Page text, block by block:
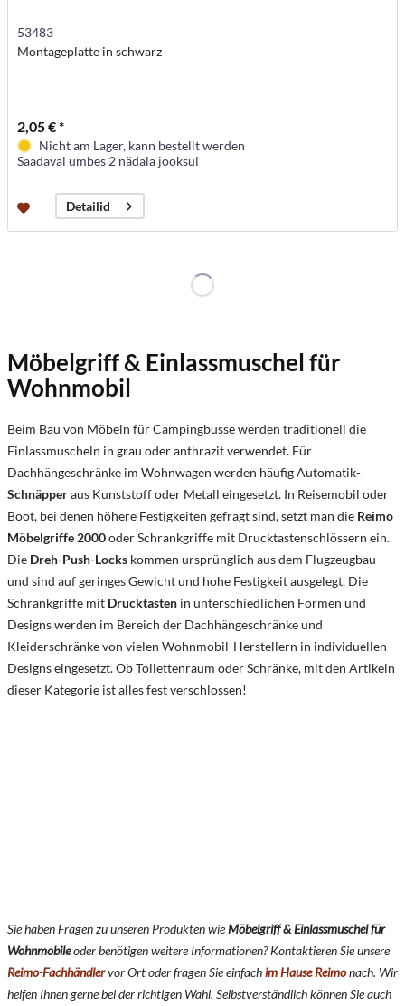
53483
Montageplatte in schwarz
2,05 € *
Nicht am Lager, kann bestellt werden
Saadaval umbes 2 nädala jooksul
Detailid
Möbelgriff & Einlassmuschel für
Wohnmobil
Beim Bau von Möbeln für Campingbusse werden traditionell die
Einlassmuscheln in grau oder anthrazit verwendet. Für
Dachhängeschränke im Wohnwagen werden häufig Automatik-
Schnäpperaus Kunststoff oder Metall eingesetzt. In Reisemobil oder
Boot, bei denen höhere Festigkeiten gefragt sind, setzt man die Reimo
Möbelgriffe 2000oder Schrankgriffe mit Drucktastenschlössern ein.
Die Dreh-Push-Locks kommen ursprünglich aus dem Flugzeugbau
und sind auf geringes Gewicht und hohe Festigkeit ausgelegt. Die
Schrankgriffe mit Drucktasten in unterschiedlichen Formen und
Designs werden im Bereich der Dachhängeschränke und
Kleiderschränke von vielen Wohnmobil-Herstellern in individuellen
Designs eingesetzt. Ob Toilettenraum oder Schränke, mit den Artikeln
dieser Kategorie ist alles fest verschlossen!
Sie haben Fragen zu unseren Produkten wieMöbelgriff & Einlassmuschel für
Wohnmobileoder benötigen weitere Informationen? Kontaktieren Sie unsere
Reimo-Fachhändlervor Ort oder fragen Sie einfachim Hause Reimonach. Wir
helfen Ihnen gerne bei der richtigen Wahl. Selbstverständlich können Sie auch